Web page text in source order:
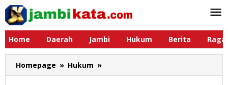
Lewati
konten
Home
Daerah Jambi Hukum Berita
Homepage » Hukum »
Tim